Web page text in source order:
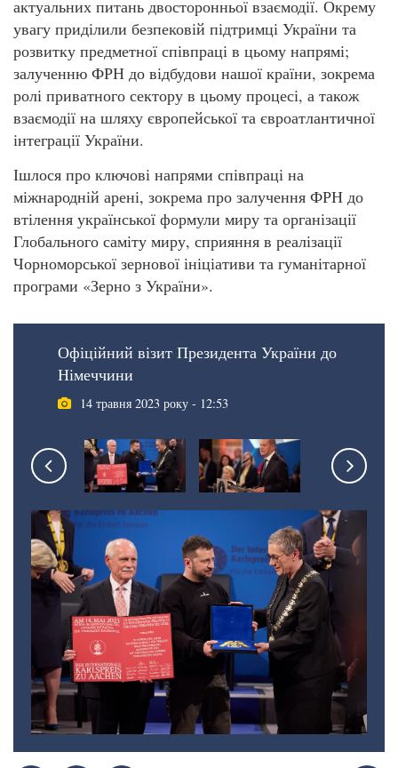
актуальних питань двосторонньої взаємодії. Окрему
увагу приділили безпековій підтримці України та
розвитку предметної співпраці в цьому напрямі;
залученню ФРН до відбудови нашої країни, зокрема
ролі приватного сектору в цьому процесі, а також
взаємодії на шляху європейської та євроатлантичної
інтеграції України.
Ішлося про ключові напрями співпраці на
міжнародній арені, зокрема про залучення ФРН до
втілення української формули миру та організації
Глобального саміту миру, сприяння в реалізації
Чорноморської зернової ініціативи та гуманітарної
програми «Зерно з України».
Офіційний візит Президента України до
Німеччини
14 травня 2023 року - 12:53